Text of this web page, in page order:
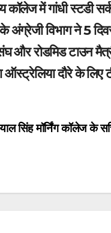
कॉलेज में गांधी स्टडी
के अंग्रेजी विभाग ने 5
और रोडमिड टाउन
दौरे के लिए
सिंह मॉर्निंग कॉलेज के